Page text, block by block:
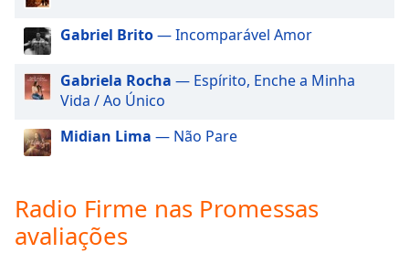
dialog
window.
Escape
cancel
and
the
window.
Gabriel Brito— Incomparável Amor
Gabriela Rocha — Espírito, Enche a Minha
Vida / Ao Único
Midian Lima — Não Pare
Radio Firme nas Promessas
avaliações